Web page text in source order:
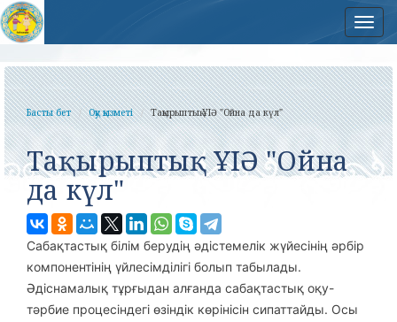
Басты бет Оқу қызметі Тақырыптық ҰІӘ "Ойна да күл"
Тақырыптық ҰІӘ "Ойна
да күл"
Сабақтастық білім берудің әдістемелік жүйесінің әрбір
компонентінің үйлесімділігі болып табылады.
Әдіснамалық тұрғыдан алғанда сабақтастық оқу-
тәрбие процесіндегі өзіндік көрінісін сипаттайды. Осы